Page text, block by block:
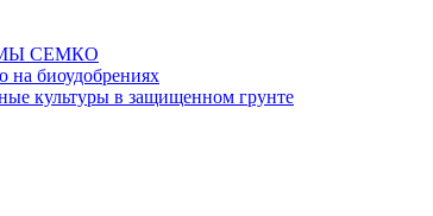
СЕМКО
на биоудобрениях
культуры в защищенном грунте